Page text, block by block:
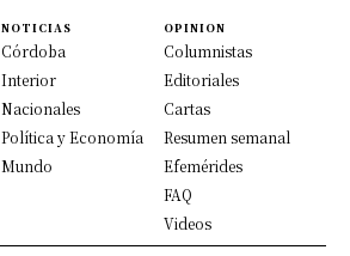
NOTICIAS
Córdoba
Interior
Nacionales
Política y Economía
Mundo
OPINION
Columnistas
Editoriales
Cartas
Resumen semanal
Efemérides
FAQ
Videos